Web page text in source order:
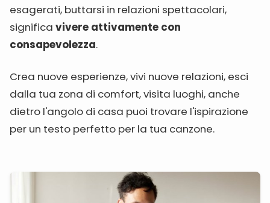
esagerati, buttarsi in relazioni spettacolari,
significa vivere attivamente con
consapevolezza.
Crea nuove esperienze, vivi nuove relazioni, esci
dalla tua zona di comfort, visita luoghi, anche
dietro l'angolo di casa puoi trovare l'ispirazione
per un testo perfetto per la tua canzone.